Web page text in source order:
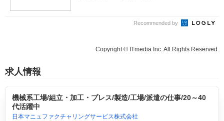
Recommended by
Copyright © ITmedia Inc. All Rights Reserved.
求人情報
機械系工場/組立・加工・プレス/製造/工場/派遣の仕事/20～40
代活躍中
日本マニュファクチャリングサービス株式会社